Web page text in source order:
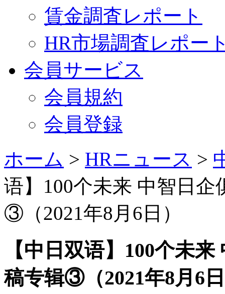
賃金調査レポート
HR市場調査レポー
会員サービス
会員規約
会員登録
ホーム > HRニュース >
语】100个未来 中智日
③（2021年8月6日）
【中日双语】100个未
稿专辑③（2021年8月6